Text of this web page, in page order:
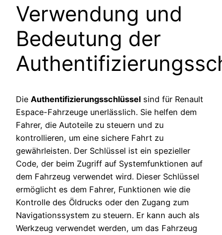
Verwendung und
Bedeutung der
Die Authentifizierungsschlüssel sind für Renault
Espace-Fahrzeuge unerlässlich. Sie helfen dem
Fahrer, die Autoteile zu steuern und zu
kontrollieren, um eine sichere Fahrt zu
gewährleisten. Der Schlüssel ist ein spezieller
Code, der beim Zugriff auf Systemfunktionen auf
dem Fahrzeug verwendet wird. Dieser Schlüssel
ermöglicht es dem Fahrer, Funktionen wie die
Kontrolle des Öldrucks oder den Zugang zum
Navigationssystem zu steuern. Er kann auch als
Werkzeug verwendet werden, um das Fahrzeug